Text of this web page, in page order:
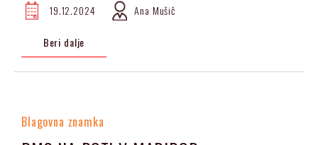
19.12.2024 Ana Mušič
Beri dalje
Blagovna znamka